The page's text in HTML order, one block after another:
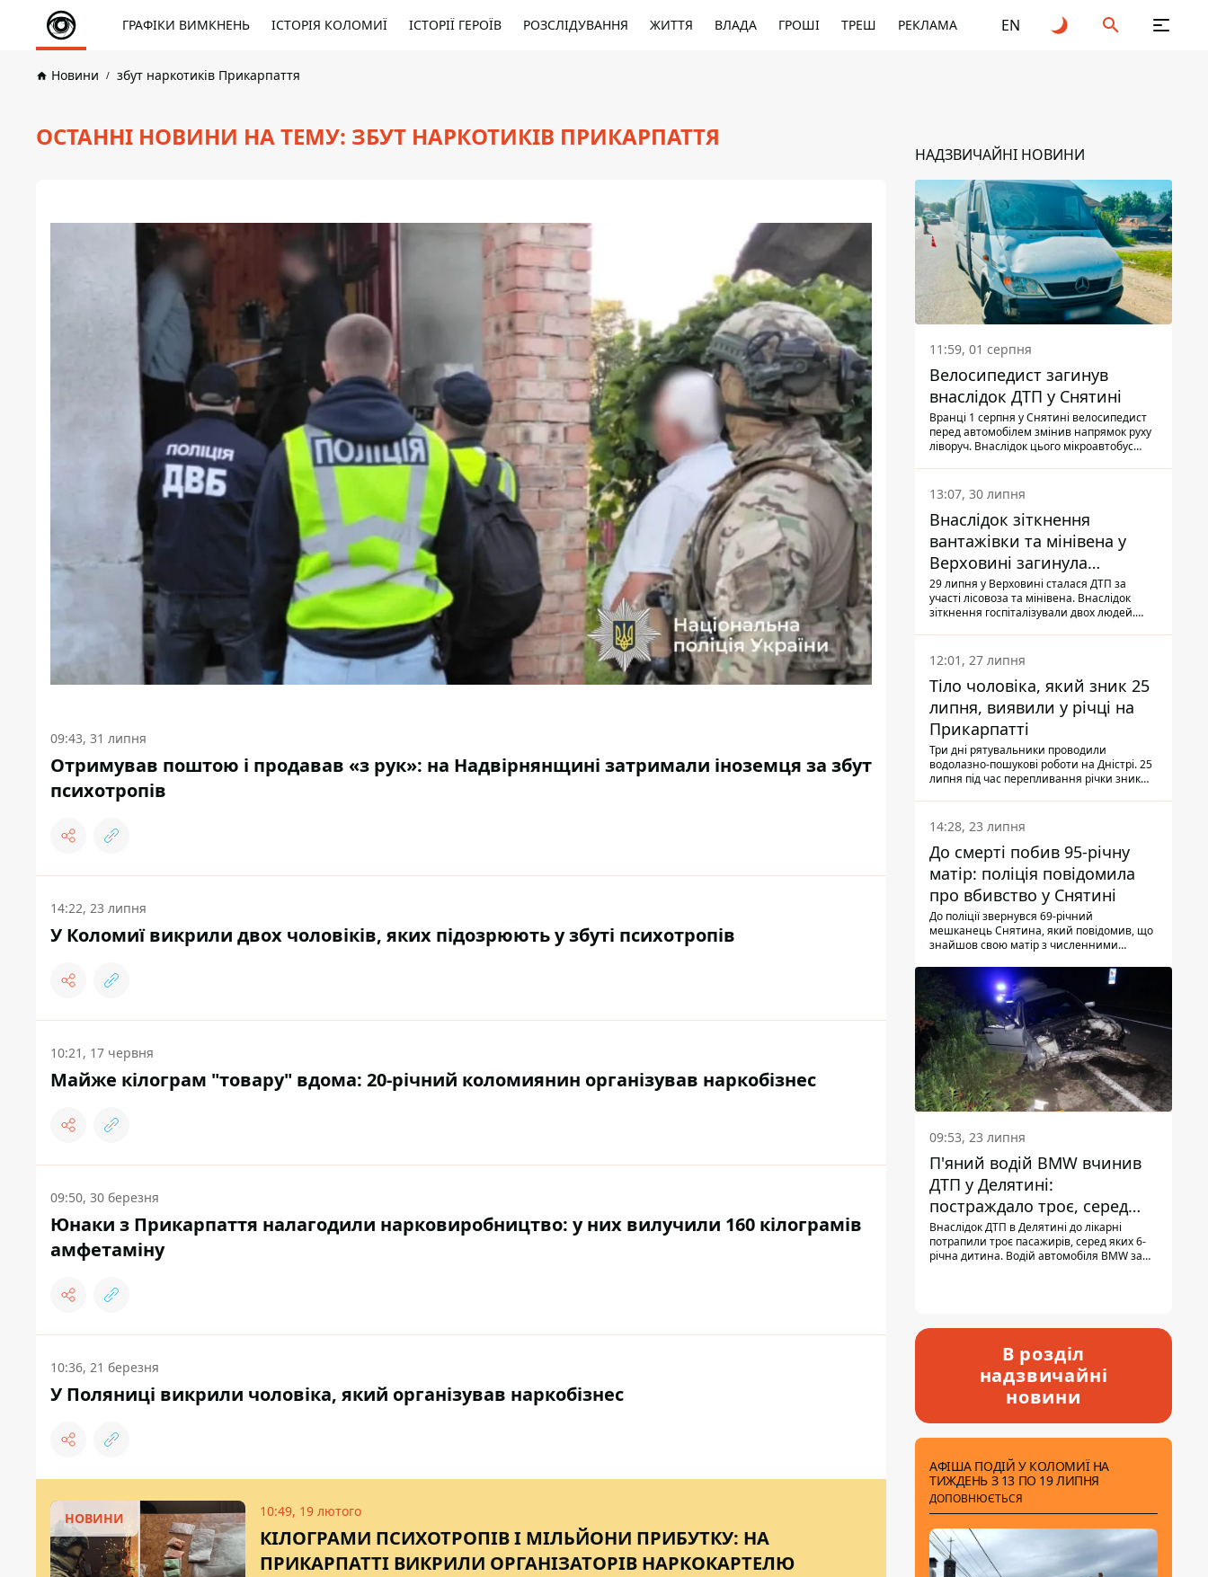
ГРАФІКИ ВИМКНЕНЬ ІСТОРІЯ КОЛОМИЇ ІСТОРІЇ ГЕРОЇВ РОЗСЛІДУВАННЯ ЖИТТЯ ВЛАДА ГРОШІ ТРЕШ РЕКЛАМА EN
Новини збут наркотиків Прикарпаття
ОСТАННІ НОВИНИ НА ТЕМУ: ЗБУТ НАРКОТИКІВ ПРИКАРПАТТЯ
09:43, 31 липня
Отримував поштою і продавав «з рук»: на Надвірнянщині затримали іноземця за збут
психотропів
14:22, 23 липня
У Коломиї викрили двох чоловіків, яких підозрюють у збуті психотропів
10:21, 17 червня
Майже кілограм "товару" вдома: 20-річний коломиянин організував наркобізнес
09:50, 30 березня
Юнаки з Прикарпаття налагодили нарковиробництво: у них вилучили 160 кілограмів
амфетаміну
10:36, 21 березня
У Поляниці викрили чоловіка, який організував наркобізнес
НОВИНИ 10:49, 19 лютого
КІЛОГРАМИ ПСИХОТРОПІВ І МІЛЬЙОНИ ПРИБУТКУ: НА
ПРИКАРПАТТІ ВИКРИЛИ ОРГАНІЗАТОРІВ НАРКОКАРТЕЛЮ
НАДЗВИЧАЙНІ НОВИНИ
11:59, 01 серпня
Велосипедист загинув
внаслідок ДТП у Снятині
Вранці 1 серпня у Снятині велосипедист
перед автомобілем змінив напрямок руху
ліворуч. Внаслідок цього мікроавтобус
13:07, 30 липня
Внаслідок зіткнення
вантажівки та мінівена у
Верховині загинула
пасажирка, водійка - у
лікарні
29 липня у Верховині сталася ДТП за
участі лісовоза та мінівена. Внаслідок
зіткнення госпіталізували двох людей.
Також травми отримала водійка
автомобіля.
12:01, 27 липня
Тіло чоловіка, який зник 25
липня, виявили у річці на
Прикарпатті
Три дні рятувальники проводили
водолазно-пошукові роботи на Дністрі. 25
липня під час перепливання річки зник
виявили тіло.
14:28, 23 липня
До смерті побив 95-річну
матір: поліція повідомила
про вбивство у Снятині
До поліції звернувся 69-річний
мешканець Снятина, який повідомив, що
знайшов свою матір з численними
з'ясували правоохоронці, ці травми жінці
наніс її син.
09:53, 23 липня
П'яний водій BMW вчинив
ДТП у Делятині:
постраждало троє, серед
них - дитина
Внаслідок ДТП в Делятині до лікарні
потрапили троє пасажирів, серед яких 6-
річна дитина. Водій автомобіля BMW за
В розділ
надзвичайні
новини
АФІША ПОДІЙ У КОЛОМИЇ НА
ТИЖДЕНЬ З 13 ПО 19 ЛИПНЯ
ДОПОВНЮЄТЬСЯ